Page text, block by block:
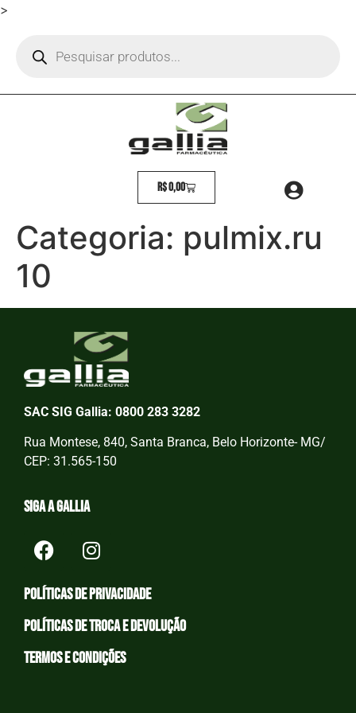
>
R$0,00
Categoria: pulmix.ru
10
SAC SIG Gallia: 0800 283 3282
Rua Montese, 840, Santa Branca, Belo Horizonte- MG/
CEP: 31.565-150
Siga a Gallia
Políticas de privacidade
Políticas de Troca e devolução
Termos e condições